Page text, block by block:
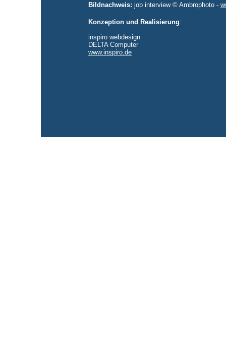
Bildnachweis: job interview © Ambrophoto -
Konzeption und Realisierung:
inspiro webdesign
DELTA Computer
www.inspiro.de